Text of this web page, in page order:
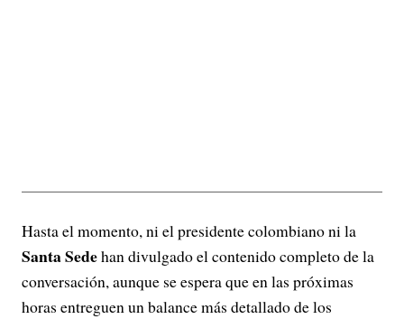
Hasta el momento, ni el presidente colombiano ni la
Santa Sedehan divulgado el contenido completo de la
conversación, aunque se espera que en las próximas
horas entreguen un balance más detallado de los